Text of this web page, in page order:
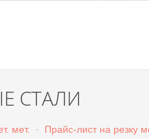
СТАЛИ
мет. · Прайс-лист на резку